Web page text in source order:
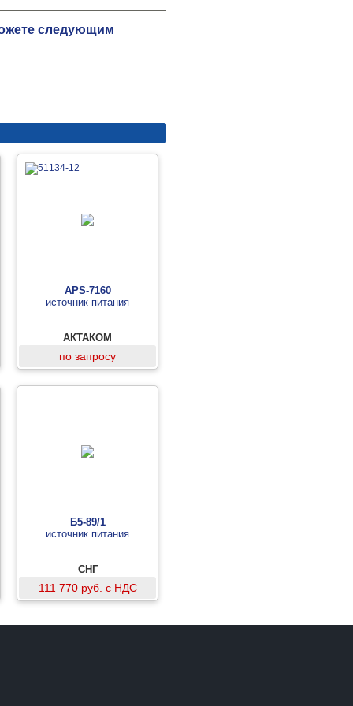
следующим
APS-7160
источник питания
АКТАКОМ
по запросу
Б5-89/1
источник питания
СНГ
111 770 руб. с НДС